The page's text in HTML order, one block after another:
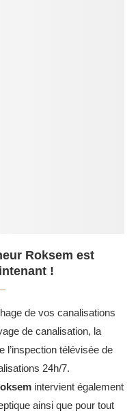
Roksem est
!
de vos canalisations
de canalisation, la
l’inspection télévisée de
24h/7.
intervient également
ainsi que pour tout